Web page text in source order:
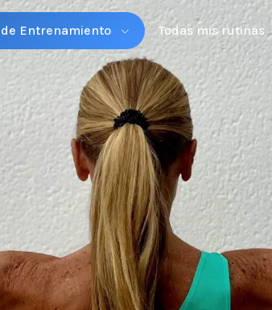
Entrenamiento Todas mis rutinas